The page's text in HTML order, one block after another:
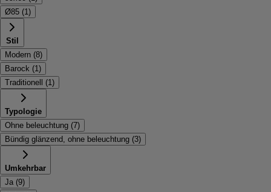
Ø85 (1 )
Stil
Modern (8)
Barock (1 )
Traditionell
(1 )
Typologie
Ohne beleuchtung (7)
Bündig glänzend, ohne beleuchtung (3)
Umkehrbar
Ja (9)